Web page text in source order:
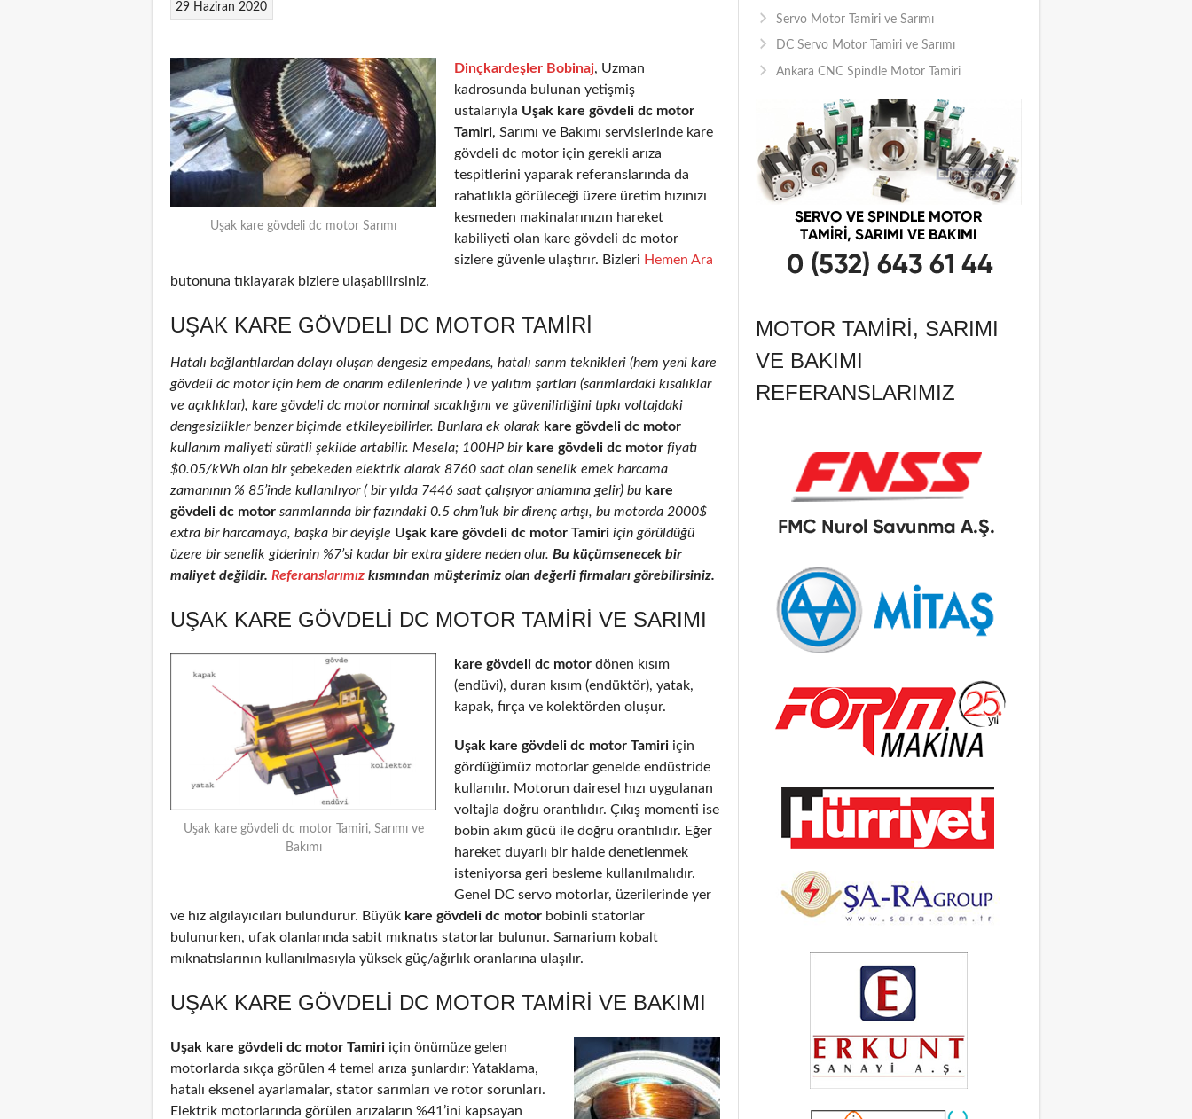
29 Haziran 2020
Uşak kare gövdeli dc motor Sarımı
Dinçkardeşler Bobinaj, Uzman
kadrosunda bulunan yetişmiş
ustalarıyla Uşak kare gövdeli dc motor
Tamiri, Sarımı ve Bakımı servislerinde kare
gövdeli dc motor için gerekli arıza
tespitlerini yaparak referanslarında da
rahatlıkla görüleceği üzere üretim hızınızı
kesmeden makinalarınızın hareket
kabiliyeti olan kare gövdeli dc motor
sizlere güvenle ulaştırır. Bizleri Hemen Ara
butonuna tıklayarak bizlere ulaşabilirsiniz.
UŞAK KARE GÖVDELI DC MOTOR TAMIRI
Hatalı bağlantılardan dolayı oluşan dengesiz empedans, hatalı sarım teknikleri (hem yeni kare
gövdeli dc motor için hem de onarım edilenlerinde ) ve yalıtım şartları (sarımlardaki kısalıklar
ve açıklıklar), kare gövdeli dc motor nominal sıcaklığını ve güvenilirliğini tıpkı voltajdaki
dengesizlikler benzer biçimde etkileyebilirler. Bunlara ek olarak kare gövdeli dc motor
kullanım maliyeti süratli şekilde artabilir. Mesela; 100HP birkare gövdeli dc motor fiyatı
$0.05/kWh olan bir şebekeden elektrik alarak 8760 saat olan senelik emek harcama
zamanının % 85’inde kullanılıyor ( bir yılda 7446 saat çalışıyor anlamına gelir) bu kare
gövdeli dc motor sarımlarında bir fazındaki 0.5 ohm’luk bir direnç artışı, bu motorda 2000$
extra bir harcamaya, başka bir deyişle Uşak kare gövdeli dc motor Tamiri için görüldüğü
üzere bir senelik giderinin %7’si kadar bir extra gidere neden olur. Bu küçümsenecek bir
maliyet değildir. Referanslarımız kısmından müşterimiz olan değerli firmaları görebilirsiniz.
UŞAK KARE GÖVDELI DC MOTOR TAMIRI VE SARIMI
Uşak kare gövdeli dc motor Tamiri, Sarımı ve
Bakımı
kare gövdeli dc motor dönen kısım
(endüvi), duran kısım (endüktör), yatak,
kapak, fırça ve kolektörden oluşur.
Uşak kare gövdeli dc motor Tamiri için
gördüğümüz motorlar genelde endüstride
kullanılır. Motorun dairesel hızı uygulanan
voltajla doğru orantılıdır. Çıkış momenti ise
bobin akım gücü ile doğru orantılıdır. Eğer
hareket duyarlı bir halde denetlenmek
isteniyorsa geri besleme kullanılmalıdır.
Genel DC servo motorlar, üzerilerinde yer
ve hız algılayıcıları bulundurur. Büyük kare gövdeli dc motor bobinli statorlar
bulunurken, ufak olanlarında sabit mıknatıs statorlar bulunur. Samarium kobalt
mıknatıslarının kullanılmasıyla yüksek güç/ağırlık oranlarına ulaşılır.
UŞAK KARE GÖVDELI DC MOTOR TAMIRI VE BAKIMI
Uşak kare gövdeli dc motor Tamiri için önümüze gelen
motorlarda sıkça görülen 4 temel arıza şunlardır: Yataklama,
hatalı eksenel ayarlamalar, stator sarımları ve rotor sorunları.
Elektrik motorlarında görülen arızaların %41’ini kapsayan
Servo Motor Tamiri ve Sarımı
DC Servo Motor Tamiri ve Sarımı
Ankara CNC Spindle Motor Tamiri
MOTOR TAMIRI, SARIMI
VE BAKIMI
REFERANSLARIMIZ